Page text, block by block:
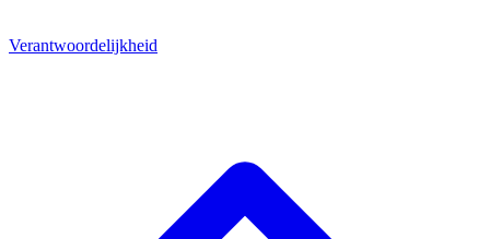
Verantwoordelijkheid